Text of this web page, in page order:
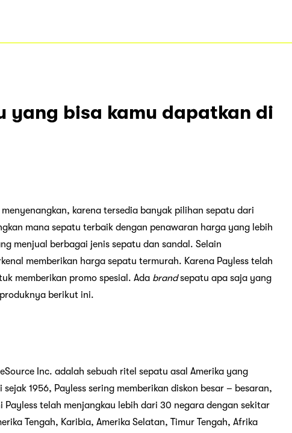
yang bisa kamu dapatkan di
karena tersedia banyak pilihan sepatu dari
mana sepatu terbaik dengan penawaran harga yang lebih
menjual berbagai jenis sepatu dan sandal. Selain
memberikan harga sepatu termurah. Karena Payless telah
memberikan promo spesial. Ada brandsepatu apa saja yang
berikut ini.
Inc. adalah sebuah ritel sepatu asal Amerika yang
1956, Payless sering memberikan diskon besar – besaran,
telah menjangkau lebih dari 30 negara dengan sekitar
Tengah, Karibia, Amerika Selatan, Timur Tengah, Afrika